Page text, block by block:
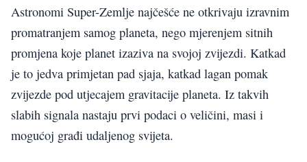
Astronomi Super-Zemlje najčešće ne otkrivaju izravnim
promatranjem samog planeta, nego mjerenjem sitnih
promjena koje planet izaziva na svojoj zvijezdi. Katkad
je to jedva primjetan pad sjaja, katkad lagan pomak
zvijezde pod utjecajem gravitacije planeta. Iz takvih
slabih signala nastaju prvi podaci o veličini, masi i
mogućoj građi udaljenog svijeta.